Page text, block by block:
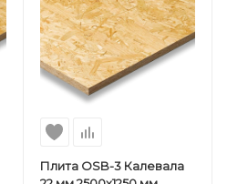
Плита OSB-3 Калевала